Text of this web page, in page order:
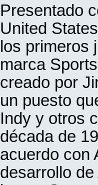
Presentado
United
los primeros
marca
creado por
un puesto
Indy y otros
década de
acuerdo con
desarrollo